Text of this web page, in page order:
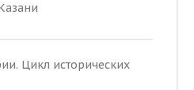
Цикл исторических